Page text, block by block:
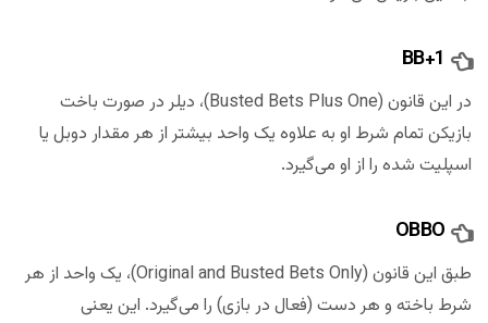
BB+1
در این قانون (Busted Bets Plus One)، دیلر در صورت باخت
بازیکن تمام شرط او به علاوه یک واحد بیشتر از هر مقدار دوبل یا
اسپلیت شده را از او می‌گیرد.
OBBO
طبق این قانون (Original and Busted Bets Only)، یک واحد از هر
شرط باخته و هر دست (فعال در بازی) را می‌گیرد. این یعنی